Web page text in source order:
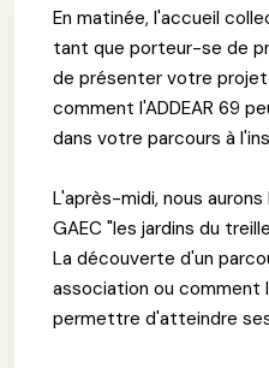
En matinée, l'accueil
tant que porteur-se de
de présenter votre
comment l'ADDEAR 69
dans votre parcours à
L'après-midi, nous
GAEC "les jardins du
La découverte d'un
association ou
permettre d'atteindre